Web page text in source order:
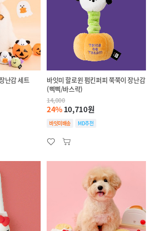
난감 세트
바잇미 할로윈 펌킨퍼피 쭉쭉이 장난감
(삑삑/바스락)
14,000
24%10,710원
바잇미배송 MD추천